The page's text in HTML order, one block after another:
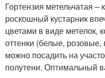
Гортензия метельчатая
роскошный кустарник
цветами в виде метелок,
оттенки (белые, розовые,
можно посадить на
полутени. Оптимальный